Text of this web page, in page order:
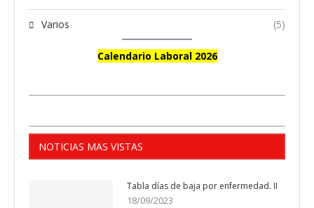
Varios (5)
Calendario Laboral 2026
NOTICIAS MAS VISTAS
Tabla días de baja por enfermedad. II
18/09/2023